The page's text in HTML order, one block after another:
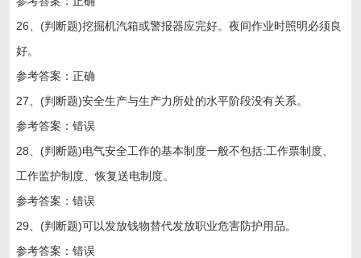
26、(判断题)挖掘机汽箱或警报器应完好。夜间作业时照明必须良
好。
参考答案：正确
27、(判断题)安全生产与生产力所处的水平阶段没有关系。
参考答案：错误
28、(判断题)电气安全工作的基本制度一般不包括:工作票制度、
工作监护制度、恢复送电制度。
参考答案：错误
29、(判断题)可以发放钱物替代发放职业危害防护用品。
参考答案：错误